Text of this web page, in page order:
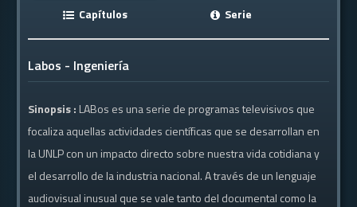
Capítulos
Serie
Labos - Ingeniería
Sinopsis : LABos es una serie de programas televisivos que
focaliza aquellas actividades científicas que se desarrollan en
la UNLP con un impacto directo sobre nuestra vida cotidiana y
el desarrollo de la industria nacional. A través de un lenguaje
audiovisual inusual que se vale tanto del documental como la